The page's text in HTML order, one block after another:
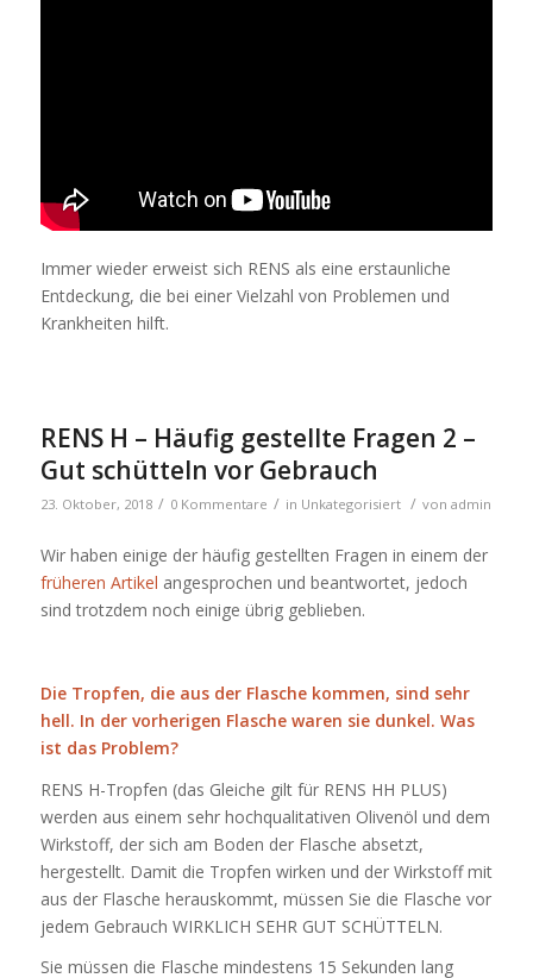
Immer wieder erweist sich RENS als eine erstaunliche
Entdeckung, die bei einer Vielzahl von Problemen und
Krankheiten hilft.
RENS H – Häufig gestellte Fragen 2 –
Gut schütteln vor Gebrauch
23. Oktober, 2018 / 0 Kommentare / in Unkategorisiert / von admin
Wir haben einige der häufig gestellten Fragen in einem der
früheren Artikel angesprochen und beantwortet, jedoch
sind trotzdem noch einige übrig geblieben.
Die Tropfen, die aus der Flasche kommen, sind sehr
hell. In der vorherigen Flasche waren sie dunkel. Was
ist das Problem?
RENS H-Tropfen (das Gleiche gilt für RENS HH PLUS)
werden aus einem sehr hochqualitativen Olivenöl und dem
Wirkstoff, der sich am Boden der Flasche absetzt,
hergestellt. Damit die Tropfen wirken und der Wirkstoff mit
aus der Flasche herauskommt, müssen Sie die Flasche vor
jedem Gebrauch WIRKLICH SEHR GUT SCHÜTTELN.
Sie müssen die Flasche mindestens 15 Sekunden lang